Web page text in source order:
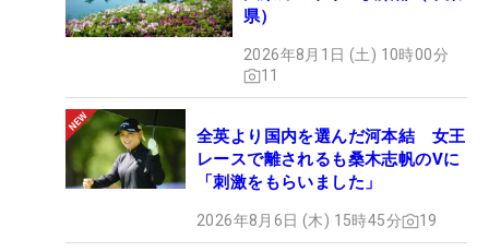
県）
2026年8月1日 (土) 10時00分
11
全英より国内を選んだ河本結 女王
レースで離されるも桑木志帆のVに
「刺激をもらいました」
2026年8月6日 (木) 15時45分 19